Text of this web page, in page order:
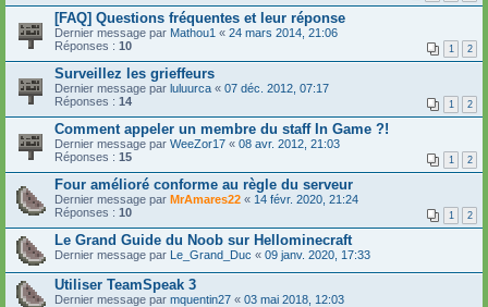
[FAQ] Questions fréquentes et leur réponse
Dernier message par Mathou1 « 24 mars 2014, 21:06
Réponses : 10 1 2
Surveillez les grieffeurs
Dernier message par luluurca « 07 déc. 2012, 07:17
Réponses : 14 1 2
Comment appeler un membre du staff In Game ?!
Dernier message par WeeZor17 « 08 avr. 2012, 21:03
Réponses : 15 1 2
Four amélioré conforme au règle du serveur
Dernier message par MrAmares22 « 14 févr. 2020, 21:24
Réponses : 10 1 2
Le Grand Guide du Noob sur Hellominecraft
Dernier message par Le_Grand_Duc « 09 janv. 2020, 17:33
Utiliser TeamSpeak 3
Dernier message par mquentin27 « 03 mai 2018, 12:03